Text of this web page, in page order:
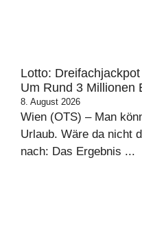
Lotto:
Um Rund 3 Millionen
8. August 2026
Wien (OTS) – Man
Urlaub. Wäre da nicht
nach: Das Ergebnis ...